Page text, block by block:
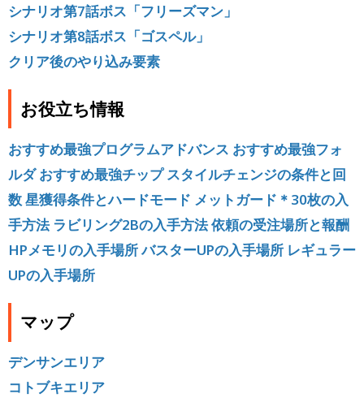
シナリオ第7話ボス「フリーズマン」
シナリオ第8話ボス「ゴスペル」
クリア後のやり込み要素
お役立ち情報
おすすめ最強プログラムアドバンス おすすめ最強フォ
ルダ おすすめ最強チップ スタイルチェンジの条件と回
数星獲得条件とハードモード メットガード＊30枚の入
手方法 ラビリング2Bの入手方法依頼の受注場所と報酬
HPメモリの入手場所バスターUPの入手場所 レギュラー
UPの入手場所
マップ
デンサンエリア
コトブキエリア